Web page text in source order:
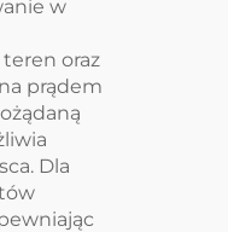
w
oraz
prądem
Dla